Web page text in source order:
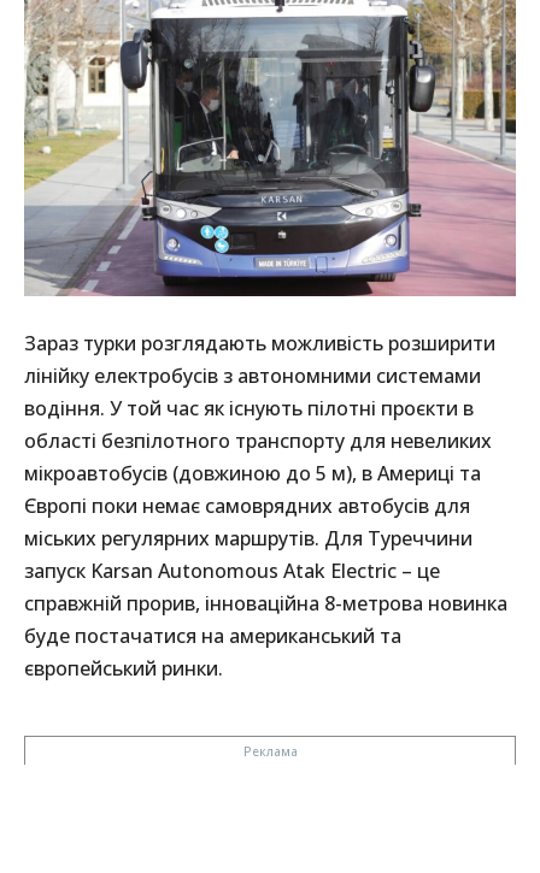
Зараз турки розглядають можливість розширити
лінійку електробусів з автономними системами
водіння. У той час як існують пілотні проєкти в
області безпілотного транспорту для невеликих
мікроавтобусів (довжиною до 5 м), в Америці та
Європі поки немає самоврядних автобусів для
міських регулярних маршрутів. Для Туреччини
запуск Karsan Autonomous Atak Electric – це
справжній прорив, інноваційна 8-метрова новинка
буде постачатися на американський та
європейський ринки.